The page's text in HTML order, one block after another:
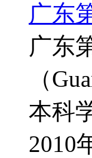
广东
广东
（
本科
2010